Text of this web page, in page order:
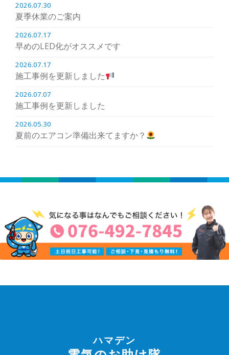
2026.07.30
夏季休業のご案内
2026.07.17
早めのLED化がオススメです
2026.07.17
施工事例を更新しました
2026.07.07
施工事例を更新しました
2026.05.30
夏前のエアコン準備出来てますか？
ハマデン